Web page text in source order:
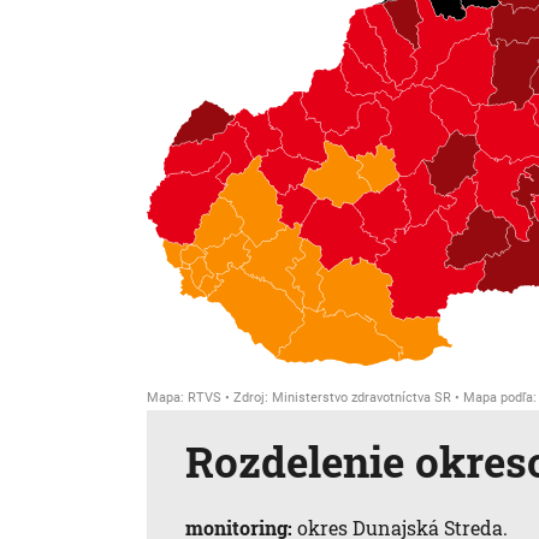
Rozdelenie
monitoring: okres Dunajská Streda.